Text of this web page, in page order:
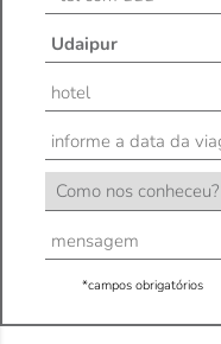
*campos obrigatórios